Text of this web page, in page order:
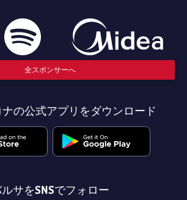
全スポンサーへ
ナの公式アプリをダウンロード
サをSNSでフォロー